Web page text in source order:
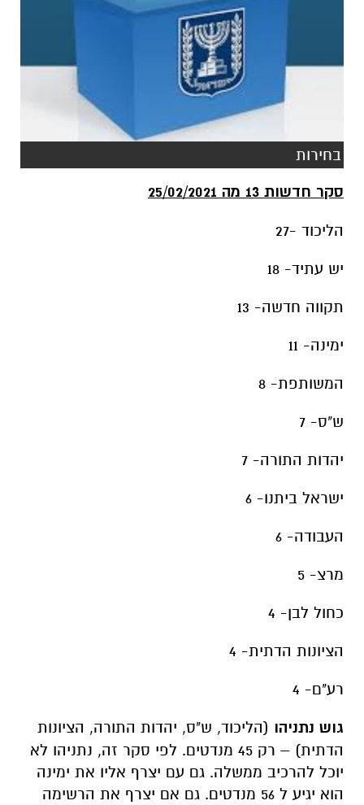
בחירות
סקר חדשות 13 מה 25/02/2021
הליכוד -27
יש עתיד- 18
תקווה חדשה- 13
ימינה- 11
המשותפת- 8
ש"ס- 7
יהדות התורה- 7
ישראל ביתנו- 6
העבודה- 6
מרצ- 5
כחול לבן- 4
הציונות הדתית- 4
רע"ם- 4
גוש נתניהו (הליכוד, ש"ס, יהדות התורה, הציונות
הדתית) – רק 45 מנדטים. לפי סקר זה, נתניהו לא
יוכל להרכיב ממשלה. גם עם יצרף אליו את ימינה
הוא יגיע ל 56 מנדטים. גם אם יצרף את הרשימה